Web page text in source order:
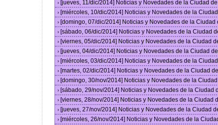
› [jueves, 11/dic/2014] Noticias y Novedades de la Ciudad
› [miércoles, 10/dic/2014] Noticias y Novedades de la
› [domingo, 07/dic/2014] Noticias y Novedades de la
› [sábado, 06/dic/2014] Noticias y Novedades de la Ciudad
› [viernes, 05/dic/2014] Noticias y Novedades de la Ciudad
› [jueves, 04/dic/2014] Noticias y Novedades de la Ciudad
› [miércoles, 03/dic/2014] Noticias y Novedades de la
› [martes, 02/dic/2014] Noticias y Novedades de la Ciudad
› [domingo, 30/nov/2014] Noticias y Novedades de la
› [sábado, 29/nov/2014] Noticias y Novedades de la Ciudad
› [viernes, 28/nov/2014] Noticias y Novedades de la Ciudad
› [jueves, 27/nov/2014] Noticias y Novedades de la Ciudad
› [miércoles, 26/nov/2014] Noticias y Novedades de la